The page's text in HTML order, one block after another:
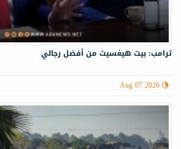
ترامب: بيت هيغسيث من أفضل رجالي
Aug 07 2026